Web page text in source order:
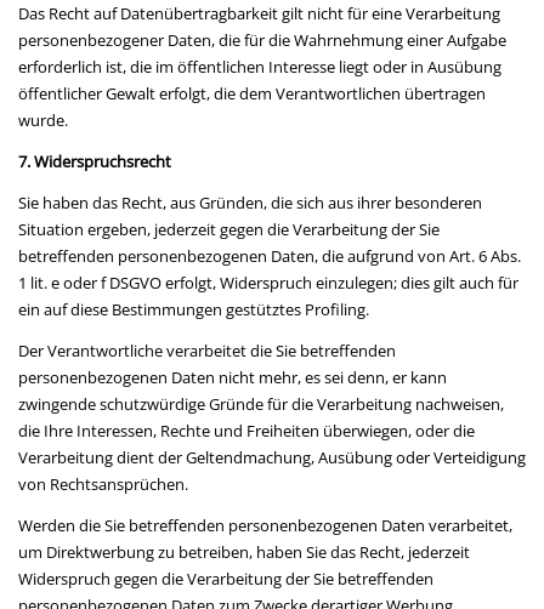
Das Recht auf Datenübertragbarkeit gilt nicht für eine Verarbeitung
personenbezogener Daten, die für die Wahrnehmung einer Aufgabe
erforderlich ist, die im öffentlichen Interesse liegt oder in Ausübung
öffentlicher Gewalt erfolgt, die dem Verantwortlichen übertragen
wurde.
7. Widerspruchsrecht
Sie haben das Recht, aus Gründen, die sich aus ihrer besonderen
Situation ergeben, jederzeit gegen die Verarbeitung der Sie
betreffenden personenbezogenen Daten, die aufgrund von Art. 6 Abs.
1 lit. e oder f DSGVO erfolgt, Widerspruch einzulegen; dies gilt auch für
ein auf diese Bestimmungen gestütztes Profiling.
Der Verantwortliche verarbeitet die Sie betreffenden
personenbezogenen Daten nicht mehr, es sei denn, er kann
zwingende schutzwürdige Gründe für die Verarbeitung nachweisen,
die Ihre Interessen, Rechte und Freiheiten überwiegen, oder die
Verarbeitung dient der Geltendmachung, Ausübung oder Verteidigung
von Rechtsansprüchen.
Werden die Sie betreffenden personenbezogenen Daten verarbeitet,
um Direktwerbung zu betreiben, haben Sie das Recht, jederzeit
Widerspruch gegen die Verarbeitung der Sie betreffenden